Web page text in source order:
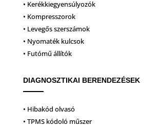
• Kerékkiegyensúlyozók
• Kompresszorok
• Levegős szerszámok
• Nyomaték kulcsok
• Futómű állítók
DIAGNOSZTIKAI BERENDEZÉSEK
• Hibakód olvasó
• TPMS kódoló műszer